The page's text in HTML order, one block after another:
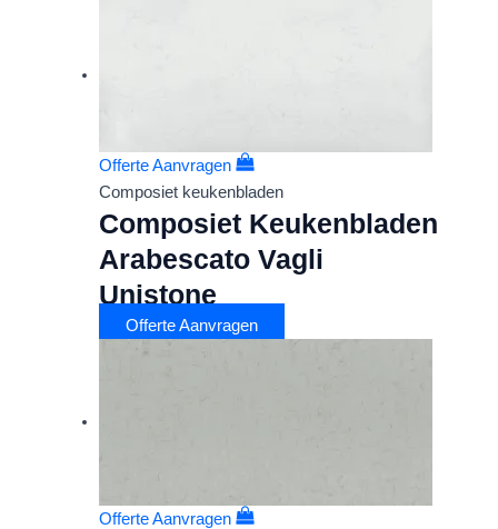
Offerte Aanvragen
Composiet keukenbladen
Composiet Keukenbladen
Arabescato Vagli
Unistone
Offerte Aanvragen
Offerte Aanvragen